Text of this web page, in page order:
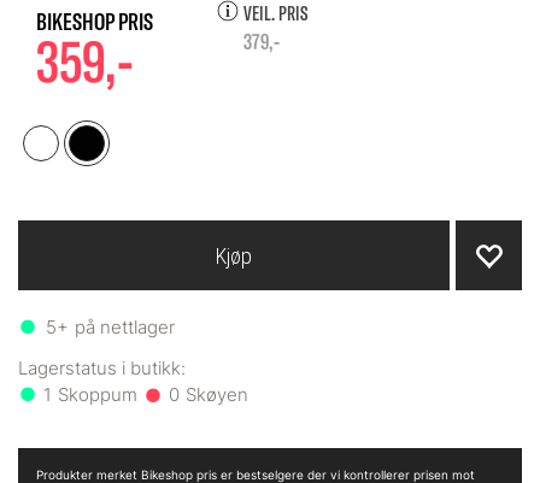
359,-
VEIL. PRIS
379,-
5+ på nettlager
1 0
Kjøp
Produkter merket Bikeshop pris er bestselgere der vi kontrollerer prisen mot